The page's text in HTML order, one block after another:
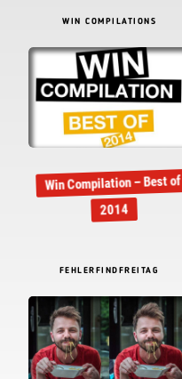
WIN COMPILATIONS
Win Compilation – Best of
2014
FEHLERFINDFREITAG